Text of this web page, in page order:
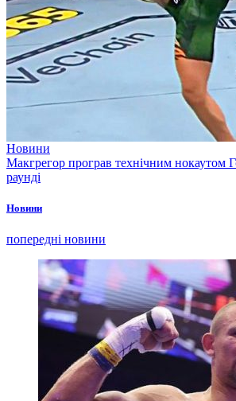
Новини
Макгрегор програв технічним нокаутом
раунді
Новини
попередні новини